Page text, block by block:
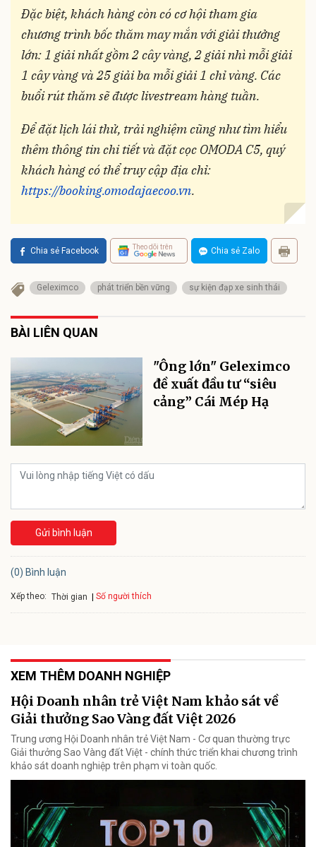
Đặc biệt, khách hàng còn có cơ hội tham gia
chương trình bốc thăm may mắn với giải thưởng
lớn: 1 giải nhất gồm 2 cây vàng, 2 giải nhì mỗi giải
1 cây vàng và 25 giải ba mỗi giải 1 chỉ vàng. Các
buổi rút thăm sẽ được livestream hàng tuần.
Để đặt lịch lái thử, trải nghiệm cũng như tìm hiểu
thêm thông tin chi tiết và đặt cọc OMODA C5, quý
khách hàng có thể truy cập địa chỉ:
https://booking.omodajaecoo.vn.
Chia sẻ Facebook Theo dõi trên Chia sẻ Zalo
Geleximco phát triển bền vững sự kiện đạp xe sinh thái
BÀI LIÊN QUAN
"Ông lớn" Geleximco
đề xuất đầu tư “siêu
cảng” Cái Mép Hạ
Gửi bình luận
(0) Bình luận
Xếp theo: Thời gian Số người thích
XEM THÊM DOANH NGHIỆP
Hội Doanh nhân trẻ Việt Nam khảo sát về
Giải thưởng Sao Vàng đất Việt 2026
Trung ương Hội Doanh nhân trẻ Việt Nam - Cơ quan thường trực
Giải thưởng Sao Vàng đất Việt - chính thức triển khai chương trình
khảo sát doanh nghiệp trên phạm vi toàn quốc.